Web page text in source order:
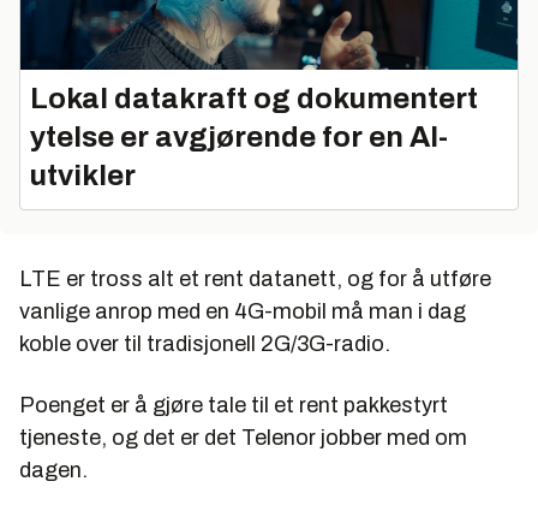
Lokal datakraft og dokumentert
ytelse er avgjørende for en AI-
utvikler
LTE er tross alt et rent datanett, og for å utføre
vanlige anrop med en 4G-mobil må man i dag
koble over til tradisjonell 2G/3G-radio.
Poenget er å gjøre tale til et rent pakkestyrt
tjeneste, og det er det Telenor jobber med om
dagen.